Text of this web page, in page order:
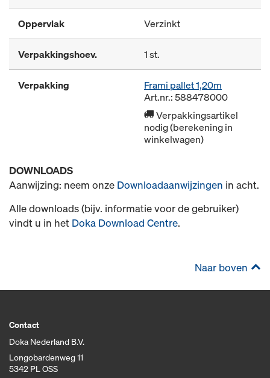
Oppervlak Verzinkt
Verpakkingshoev. 1 st.
Verpakking
Frami pallet 1,20m
Art.nr.: 588478000
Verpakkingsartikel
nodig (berekening in
winkelwagen)
DOWNLOADS
Aanwijzing: neem onze Downloadaanwijzingen in acht.
Alle downloads (bijv. informatie voor de gebruiker)
vindt u in het Doka Download Centre.
Naar boven
Contact
Doka Nederland B.V.
Longobardenweg 11
5342 PL OSS